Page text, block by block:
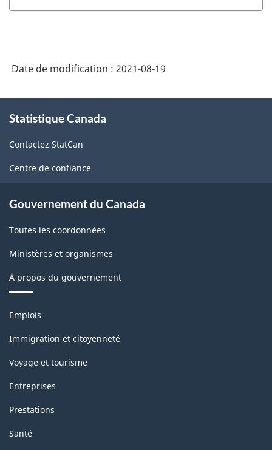
Date de modification : 2021-08-19
propos
ce
site
Statistique Canada
Contactez StatCan
Centre de confiance
Gouvernement du Canada
Toutes les coordonnées
Ministères et organismes
À propos du gouvernement
Thèmes
sujets
Emplois
Immigration et citoyenneté
Voyage et tourisme
Entreprises
Prestations
Santé